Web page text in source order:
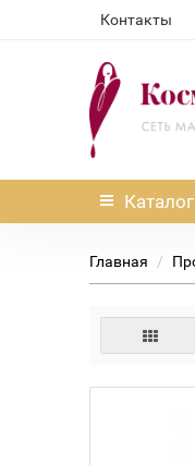
Контакты
Каталог
Главная